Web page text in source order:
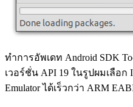
ทำการอัพเดท Android SDK
เวอร์ชั่น API 19 ในรูปผมเลือก
Emulator ได้เร็วกว่า ARM